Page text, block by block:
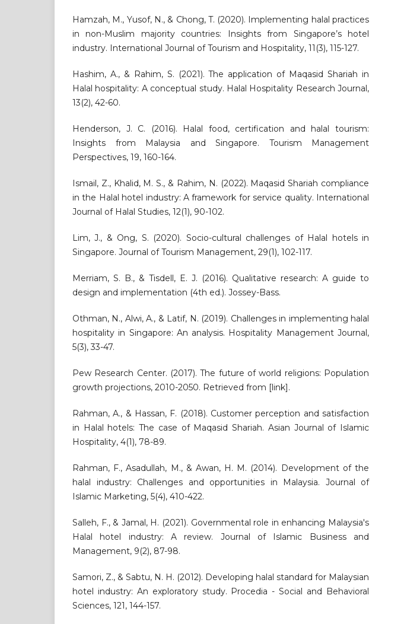
Hamzah, M., Yusof, N., & Chong, T. (2020). Implementing halal practices
in non-Muslim majority countries: Insights from Singapore’s hotel
industry. International Journal of Tourism and Hospitality, 11(3), 115-127.
Hashim, A., & Rahim, S. (2021). The application of Maqasid Shariah in
Halal hospitality: A conceptual study. Halal Hospitality Research Journal,
13(2), 42-60.
Henderson, J. C. (2016). Halal food, certification and halal tourism:
Insights from Malaysia and Singapore. Tourism Management
Perspectives, 19, 160-164.
Ismail, Z., Khalid, M. S., & Rahim, N. (2022). Maqasid Shariah compliance
in the Halal hotel industry: A framework for service quality. International
Journal of Halal Studies, 12(1), 90-102.
Lim, J., & Ong, S. (2020). Socio-cultural challenges of Halal hotels in
Singapore. Journal of Tourism Management, 29(1), 102-117.
Merriam, S. B., & Tisdell, E. J. (2016). Qualitative research: A guide to
design and implementation (4th ed.). Jossey-Bass.
Othman, N., Alwi, A., & Latif, N. (2019). Challenges in implementing halal
hospitality in Singapore: An analysis. Hospitality Management Journal,
5(3), 33-47.
Pew Research Center. (2017). The future of world religions: Population
growth projections, 2010-2050. Retrieved from [link].
Rahman, A., & Hassan, F. (2018). Customer perception and satisfaction
in Halal hotels: The case of Maqasid Shariah. Asian Journal of Islamic
Hospitality, 4(1), 78-89.
Rahman, F., Asadullah, M., & Awan, H. M. (2014). Development of the
halal industry: Challenges and opportunities in Malaysia. Journal of
Islamic Marketing, 5(4), 410-422.
Salleh, F., & Jamal, H. (2021). Governmental role in enhancing Malaysia's
Halal hotel industry: A review. Journal of Islamic Business and
Management, 9(2), 87-98.
Samori, Z., & Sabtu, N. H. (2012). Developing halal standard for Malaysian
hotel industry: An exploratory study. Procedia - Social and Behavioral
Sciences, 121, 144-157.